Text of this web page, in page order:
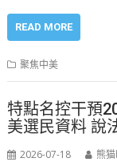
READ MORE
聚焦中美
特點名控干預
美選民資料 說
2026-07-18 熊